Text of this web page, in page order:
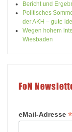
Bericht und
Politisches
der AKH – gute
Wegen hohem
Wiesbaden
FoN
eMail-Adresse *